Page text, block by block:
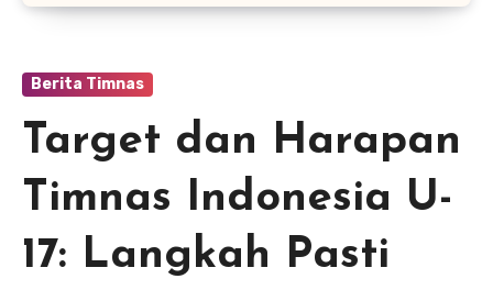
Berita Timnas
Target dan Harapan
Timnas Indonesia U-
17: Langkah Pasti